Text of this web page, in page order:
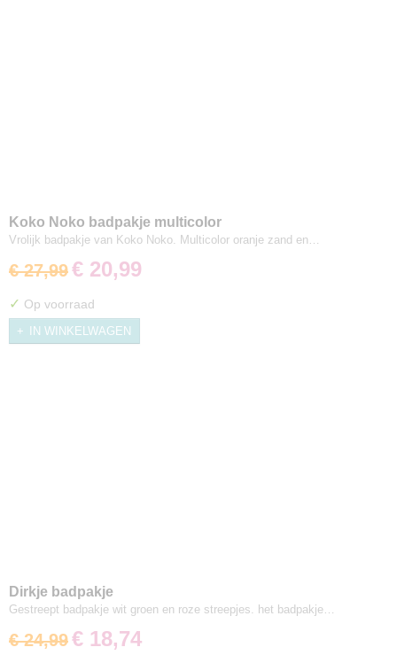
Koko Noko badpakje multicolor
Vrolijk badpakje van Koko Noko. Multicolor oranje zand en…
€ 27,99€ 20,99
✓ Op voorraad
IN WINKELWAGEN
Dirkje badpakje
Gestreept badpakje wit groen en roze streepjes. het badpakje…
€ 24,99€ 18,74